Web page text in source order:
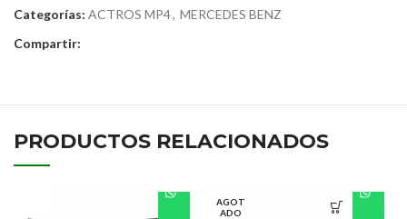
Categorías: ACTROS MP4, MERCEDES BENZ
Compartir:
PRODUCTOS RELACIONADOS
AGOT
ADO